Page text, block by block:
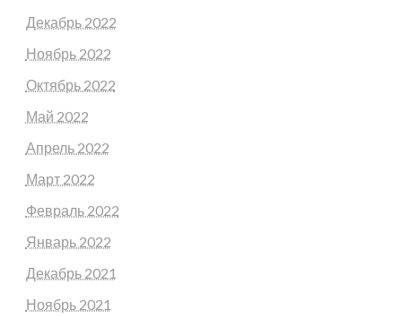
Декабрь 2022
Ноябрь 2022
Октябрь 2022
Май 2022
Апрель 2022
Март 2022
Февраль 2022
Январь 2022
Декабрь 2021
Ноябрь 2021